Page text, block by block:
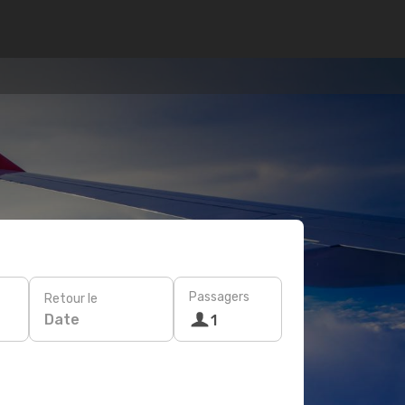
Retour le
Date
Passagers
1